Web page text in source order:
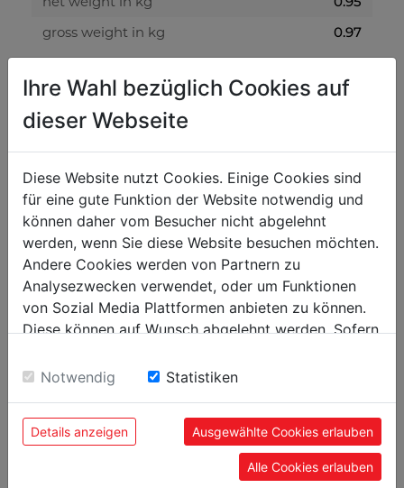
gross weight in kg
0.97
packaging
packaging height in mm
packaging width in mm
100
packaging length in mm
100
general data
EAN code
9120039900735
POPULAR PRODUCTS
Ihre Wahl bezüglich Cookies auf
dieser Webseite
Diese Website nutzt Cookies. Einige Cookies sind
für eine gute Funktion der Website notwendig und
können daher vom Besucher nicht abgelehnt
werden, wenn Sie diese Website besuchen möchten.
Andere Cookies werden von Partnern zu
Analysezwecken verwendet, oder um Funktionen
von Sozial Media Plattformen anbieten zu können.
Diese können auf Wunsch abgelehnt werden. Sofern
Einwilligung zu unseren Cookies.
Notwendig Statistiken
Details anzeigen Ausgewählte Cookies erlauben
Alle Cookies erlauben